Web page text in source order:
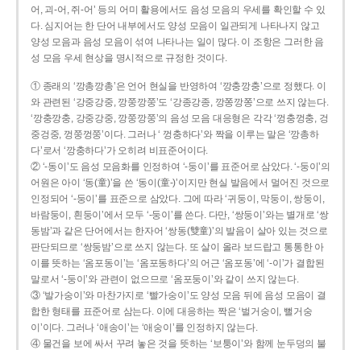
어, 괴-어, 쥐-어’ 등의 어미 활용에서도 음성 모음의 우세를 확인할 수 있
다. 심지어는 한 단어 내부에서도 양성 모음이 일관되게 나타나지 않고
양성 모음과 음성 모음이 섞여 나타나는 일이 많다. 이 조항은 그러한 음
성 모음 우세 현상을 명시적으로 규정한 것이다.
① 종래의 ‘깡총깡총’은 언어 현실을 반영하여 ‘깡충깡충’으로 정했다. 이
와 관련된 ‘강중강중, 깡쭝깡쭝’도 ‘강종강종, 깡쫑깡쫑’으로 쓰지 않는다.
‘깡충깡충, 강중강중, 깡쭝깡쭝’의 음성 모음 대응형은 각각 ‘껑충껑충, 겅
중겅중, 껑쭝껑쭝’이다. 그러나 ‘ 껑충하다’와 짝을 이루는 말은 ‘깡총하
다’로서 ‘깡충하다’가 오히려 비표준어이다.
② ‘-동이’도 음성 모음화를 인정하여 ‘-둥이’를 표준어로 삼았다. ‘-둥이’의
어원은 아이 ‘동(童)’을 쓴 ‘동이(童-)’이지만 현실 발음에서 멀어진 것으로
인정되어 ‘-둥이’를 표준으로 삼았다. 그에 따라 ‘귀둥이, 막둥이, 쌍둥이,
바람둥이, 흰둥이’에서 모두 ‘-둥이’를 쓴다. 다만, ‘쌍둥이’와는 별개로 ‘쌍
동밤’과 같은 단어에서는 한자어 ‘쌍동(雙童)’의 발음이 살아 있는 것으로
판단되므로 ‘쌍둥밤’으로 쓰지 않는다. 또 살이 올라 보드랍고 통통한 아
이를 뜻하는 ‘옴포동이’는 ‘옴포동하다’의 어근 ‘옴포동’에 ‘-이’가 결합된
말로서 ‘-둥이’와 관련이 없으므로 ‘옴포둥이’와 같이 쓰지 않는다.
③ ‘발가숭이’와 마찬가지로 ‘빨가숭이’도 양성 모음 뒤에 음성 모음이 결
합한 형태를 표준어로 삼는다. 이에 대응하는 짝은 ‘벌거숭이, 뻘거숭
이’이다. 그러나 ‘애송이’는 ‘애숭이’를 인정하지 않는다.
④ 물건을 보에 싸서 꾸려 놓은 것을 뜻하는 ‘보퉁이’와 함께 눈두덩의 불